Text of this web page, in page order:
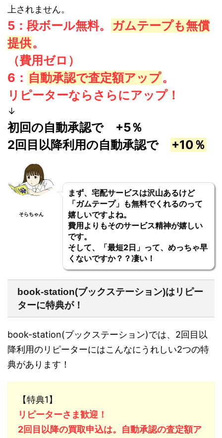
上されません。
5：段ボール無料。
ガムテープも無償
提供。
（費用ゼロ）
6： 自動承認で査定額アップ。
リピーターならさらにアップ！
↓
初回の自動承認で +5％
2回目以降利用の自動承認で
+10％
そらちゃん
まず、宅配サービスは沢山あるけど
「ガムテープ」も無料でくれるのって
嬉しいですよね。
費用よりもそのサービス精神が嬉しい
です。
そして、「最短2日」って、めっちゃ早
くないですか？？凄い！
book-station(ブックステーション)はリピー
ターに特典が！
book-station(ブックステーション)では、2回目以
降利用のリピーターにはこんなにうれしい2つの特
典があります！
【特典1】
リピーターさま歓迎！
2回目以降の買取申込は。自動承認の査定額ア